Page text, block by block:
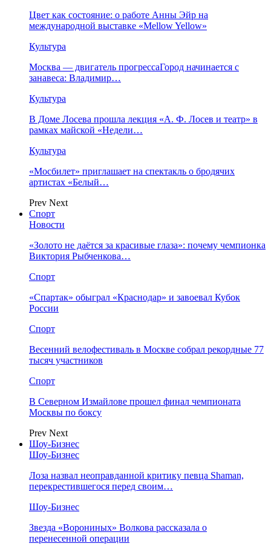
Цвет как состояние: о работе Анны Эйр на
международной выставке «Mellow Yellow»
Культура
Москва — двигатель прогрессаГород начинается с
занавеса: Владимир…
Культура
В Доме Лосева прошла лекция «А. Ф. Лосев и театр» в
рамках майской «Недели…
Культура
«Мосбилет» приглашает на спектакль о бродячих
артистах «Белый…
Prev Next
Спорт
Новости
«Золото не даётся за красивые глаза»: почему чемпионка
Виктория Рыбченкова…
Спорт
«Спартак» обыграл «Краснодар» и завоевал Кубок
России
Спорт
Весенний велофестиваль в Москве собрал рекордные 77
тысяч участников
Спорт
В Северном Измайлове прошел финал чемпионата
Москвы по боксу
Prev Next
Шоу-Бизнес
Шоу-Бизнес
Лоза назвал неоправданной критику певца Shaman,
перекрестившегося перед своим…
Шоу-Бизнес
Звезда «Ворониных» Волкова рассказала о
перенесенной операции